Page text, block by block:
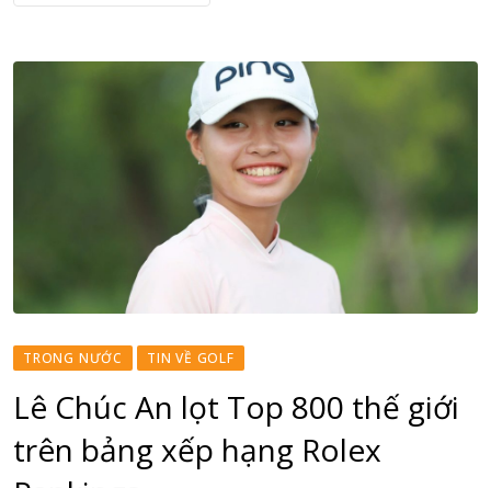
TRONG NƯỚC TIN VỀ GOLF
Lê Chúc An lọt Top 800 thế giới
trên bảng xếp hạng Rolex